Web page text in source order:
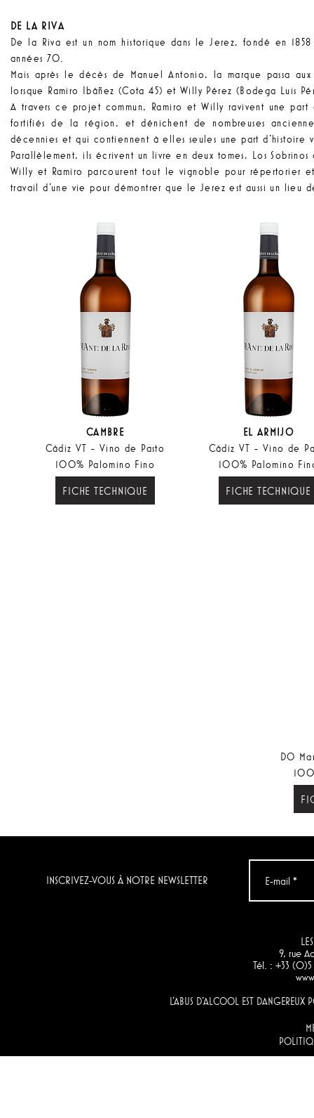
DE LA RIVA
De la Riva est un nom historique dans le Jerez, fondé en
années 70.
Mais après le décès de Manuel Antonio, la marque passa
lorsque Ramiro Ibáñez (Cota 45) et Willy Pérez (Bodega Luis
A travers ce projet commun, Ramiro et Willy ravivent une
fortifiés de la région, et dénichent de nombreuses
décennies et qui contiennent à elles seules une part
Parallèlement, ils écrivent un livre en deux tomes, Los
Willy et Ramiro parcourent tout le vignoble pour répertorier
travail d'une vie pour démontrer que le Jerez est aussi un lieu
CAMBRE
Cádiz VT - Vino de Pasto
100% Palomino Fino
EL ARMIJO
Cádiz VT - Vino de
100% Palomino
FICHE TECHNIQUE FICHE TECHNIQUE
DO
INSCRIVEZ-VOUS À NOTRE NEWSLETTER
9, rue
Tél. : +33
L'ABUS D'ALCOOL EST